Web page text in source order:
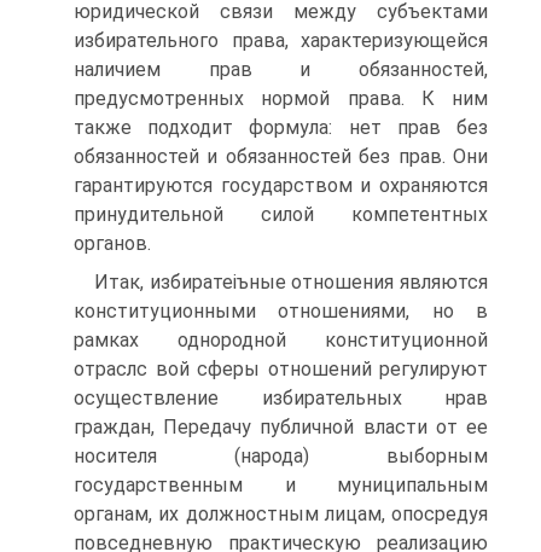
юридической связи между субъектами
избирательного права, характеризующейся
наличием прав и обязанностей,
предусмотренных нормой права. К ним
также подходит формула: нет прав без
обязанностей и обязанностей без прав. Они
гарантируются государством и охраняются
принудительной силой компетентных
органов.
Итак, избиратеіъные отношения являются
конституционными отношениями, но в
рамках однородной конституционной
отраслс вой сферы отношений регулируют
осуществление избирательных нрав
граждан, Передачу публичной власти от ее
носителя (народа) выборным
государственным и муниципальным
органам, их должностным лицам, опосредуя
повседневную практическую реализацию